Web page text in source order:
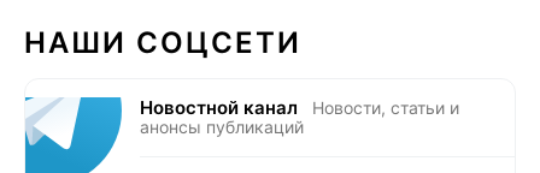
НАШИ СОЦСЕТИ
Новостной канал
Новости, статьи и
анонсы публикаций